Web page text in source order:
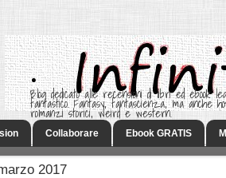
.
Blog dedicato alle recensioni di libri ed ebook
fantastico. Fantasy, fantascienza, ma anche
romanzi storici, weird e western.
Collaborare Ebook GRATIS
2017